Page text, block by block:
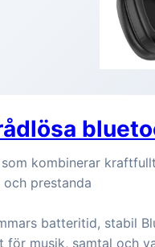
kombinerar
prestanda
batteritid, stabil
musik, samtal och